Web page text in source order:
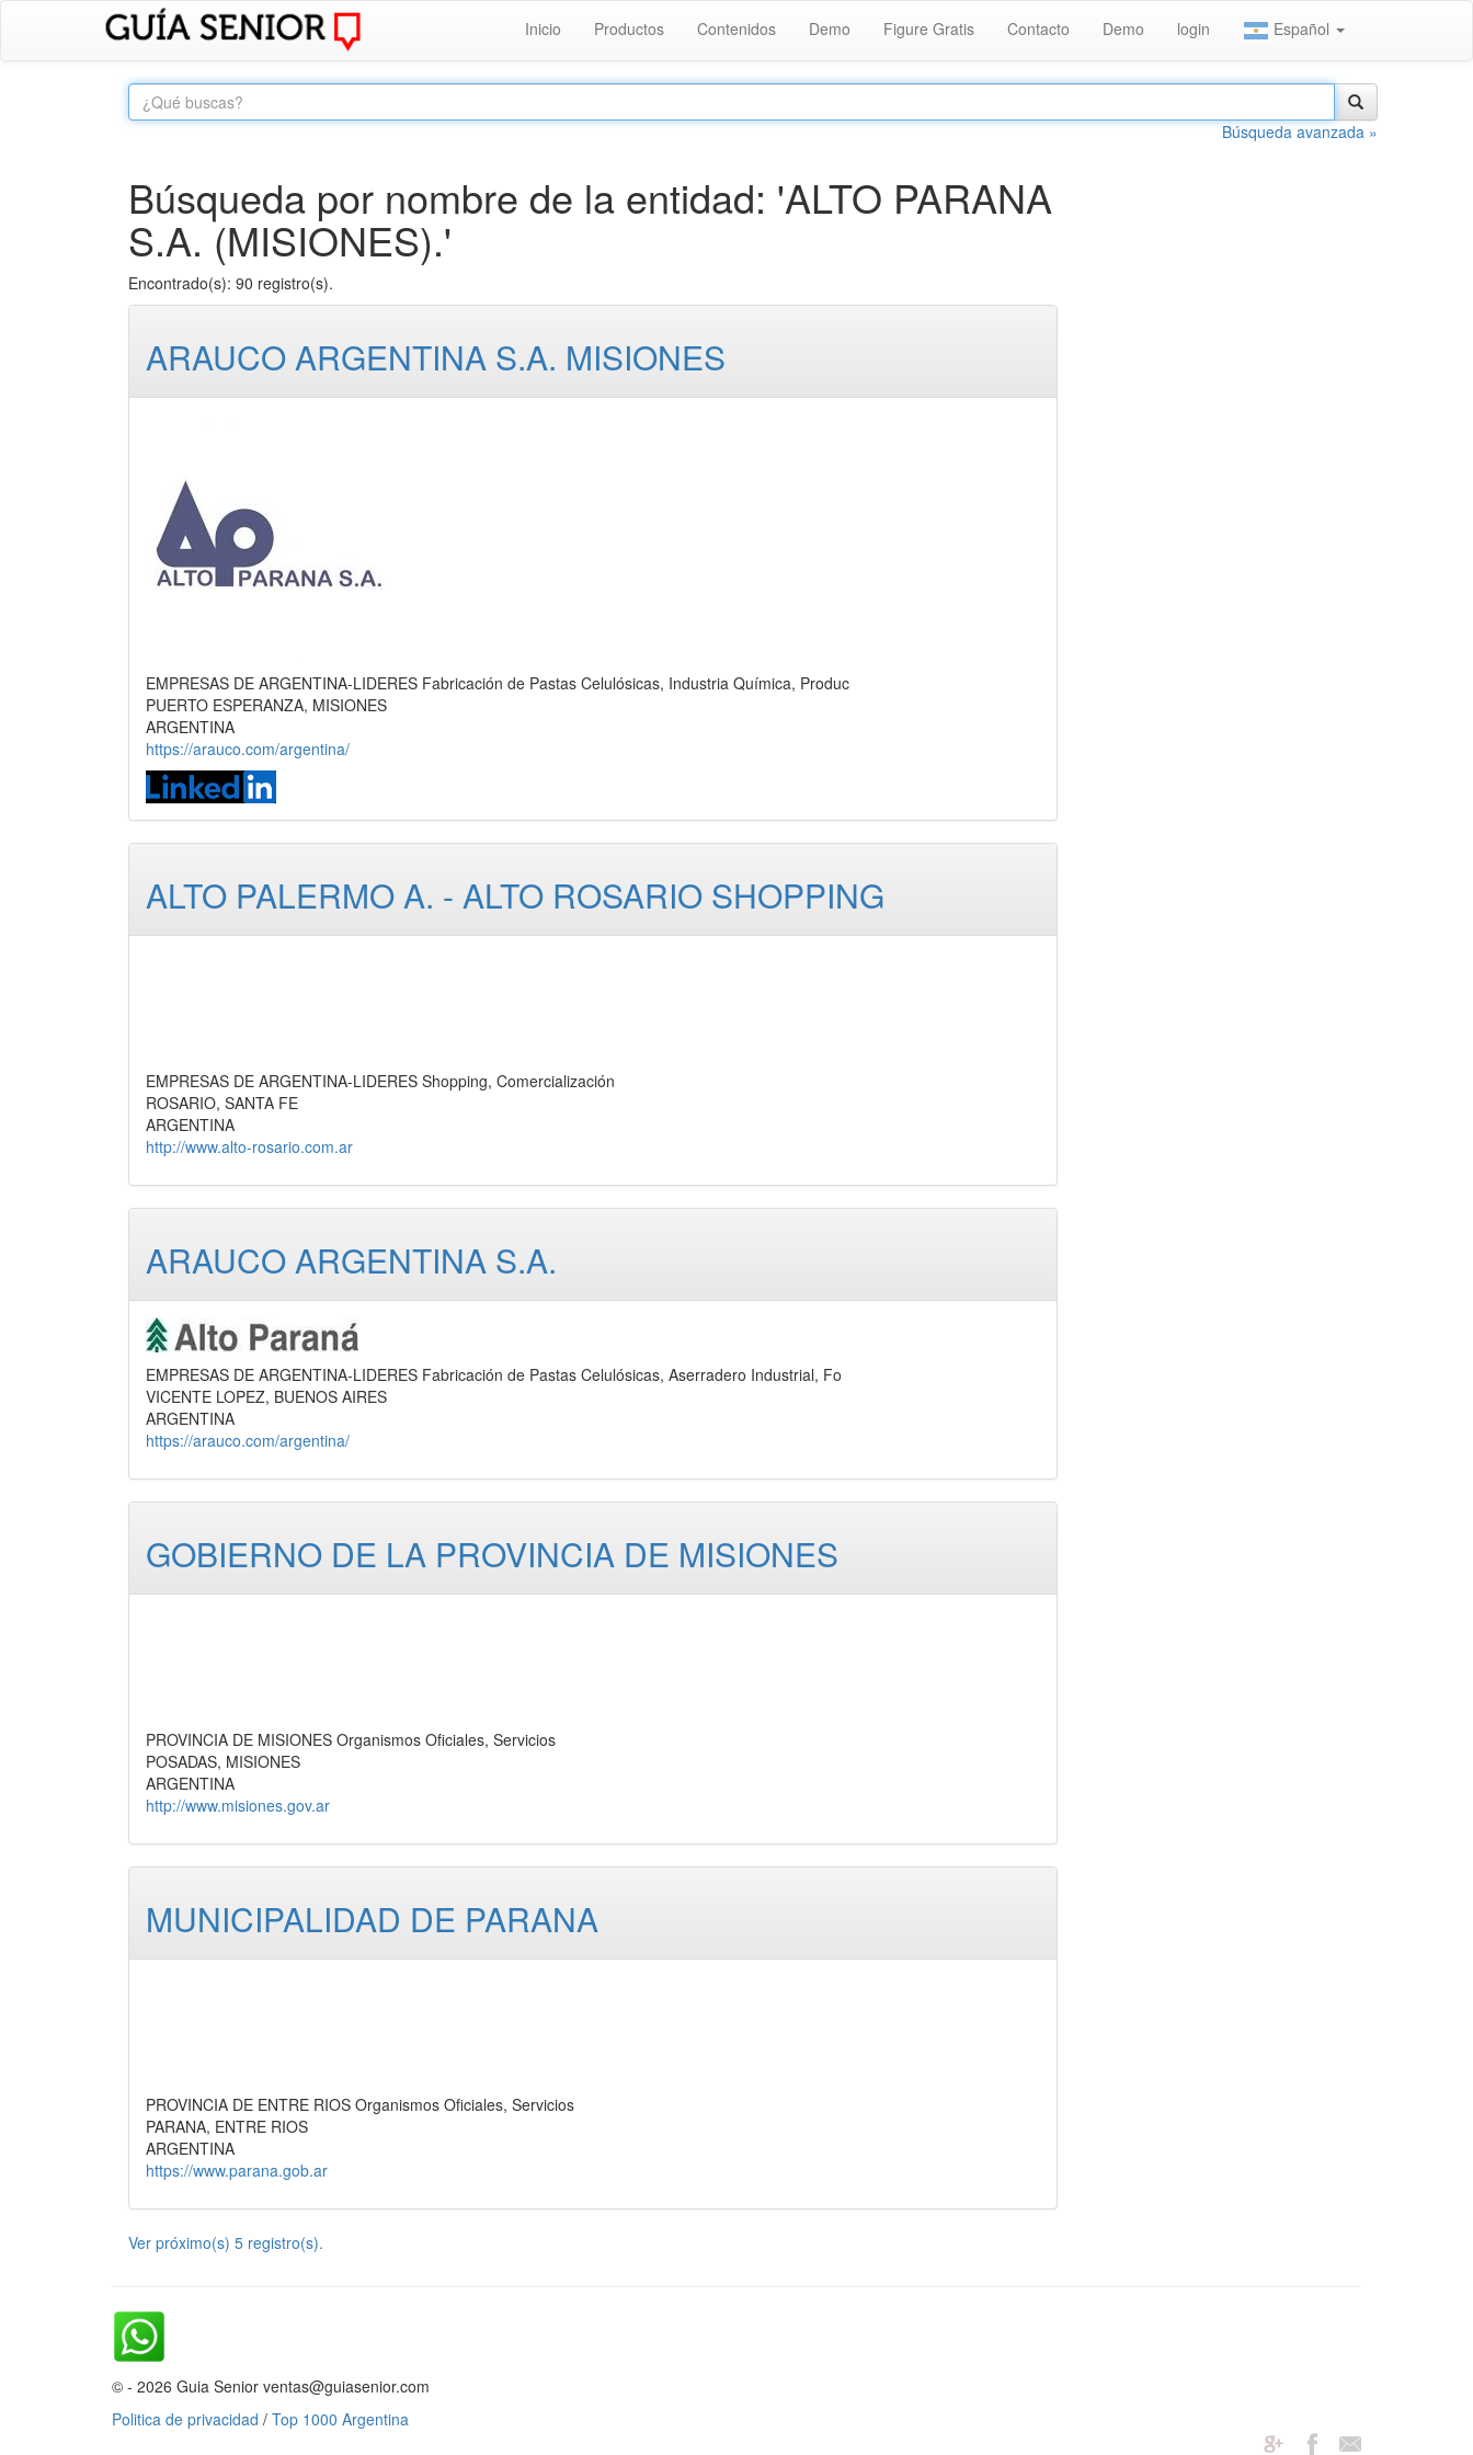
Inicio Productos Contenidos Demo Figure Gratis Contacto Demo login Español
Búsqueda avanzada »
Búsqueda por nombre de la entidad: 'ALTO PARANA
S.A. (MISIONES).'
Encontrado(s): 90 registro(s).
ARAUCO ARGENTINA S.A. MISIONES
EMPRESAS DE ARGENTINA-LIDERES Fabricación de Pastas Celulósicas, Industria Química, Produc
PUERTO ESPERANZA, MISIONES
ARGENTINA
https://arauco.com/argentina/
ALTO PALERMO A. - ALTO ROSARIO SHOPPING
EMPRESAS DE ARGENTINA-LIDERES Shopping, Comercialización
ROSARIO, SANTA FE
ARGENTINA
http://www.alto-rosario.com.ar
ARAUCO ARGENTINA S.A.
EMPRESAS DE ARGENTINA-LIDERES Fabricación de Pastas Celulósicas, Aserradero Industrial, Fo
VICENTE LOPEZ, BUENOS AIRES
ARGENTINA
https://arauco.com/argentina/
GOBIERNO DE LA PROVINCIA DE MISIONES
PROVINCIA DE MISIONES Organismos Oficiales, Servicios
POSADAS, MISIONES
ARGENTINA
http://www.misiones.gov.ar
MUNICIPALIDAD DE PARANA
PROVINCIA DE ENTRE RIOS Organismos Oficiales, Servicios
PARANA, ENTRE RIOS
ARGENTINA
https://www.parana.gob.ar
Ver próximo(s) 5 registro(s).
© - 2026 Guia Senior ventas@guiasenior.com
Politica de privacidad / Top 1000 Argentina